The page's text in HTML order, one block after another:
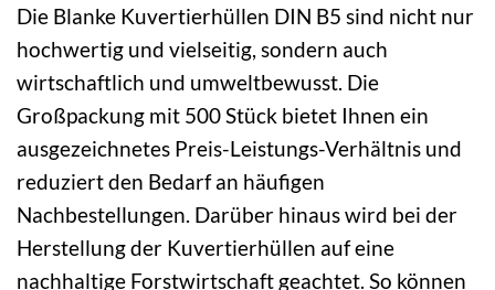
Die Blanke Kuvertierhüllen DIN B5 sind nicht nur
hochwertig und vielseitig, sondern auch
wirtschaftlich und umweltbewusst. Die
Großpackung mit 500 Stück bietet Ihnen ein
ausgezeichnetes Preis-Leistungs-Verhältnis und
reduziert den Bedarf an häufigen
Nachbestellungen. Darüber hinaus wird bei der
Herstellung der Kuvertierhüllen auf eine
nachhaltige Forstwirtschaft geachtet. So können